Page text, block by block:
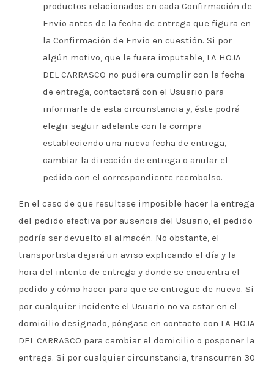
productos relacionados en cada Confirmación de
Envío antes de la fecha de entrega que figura en
la Confirmación de Envío en cuestión. Si por
algún motivo, que le fuera imputable, LA HOJA
DEL CARRASCO no pudiera cumplir con la fecha
de entrega, contactará con el Usuario para
informarle de esta circunstancia y, éste podrá
elegir seguir adelante con la compra
estableciendo una nueva fecha de entrega,
cambiar la dirección de entrega o anular el
pedido con el correspondiente reembolso.
En el caso de que resultase imposible hacer la entrega
del pedido efectiva por ausencia del Usuario, el pedido
podría ser devuelto al almacén. No obstante, el
transportista dejará un aviso explicando el día y la
hora del intento de entrega y donde se encuentra el
pedido y cómo hacer para que se entregue de nuevo. Si
por cualquier incidente el Usuario no va estar en el
domicilio designado, póngase en contacto con LA HOJA
DEL CARRASCO para cambiar el domicilio o posponer la
entrega. Si por cualquier circunstancia, transcurren 30